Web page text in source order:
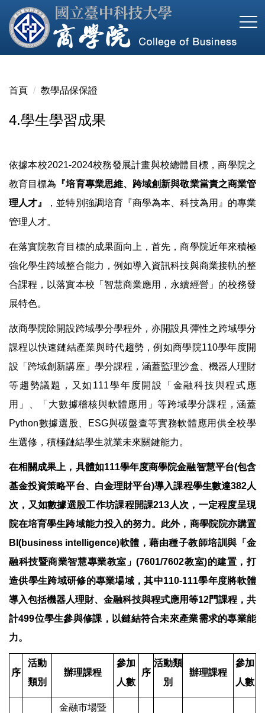
到
主
區
首頁 教學品保保證
4.學生學習成果
依據本校2021-2024校務發展計畫與校總體目標，商學院之
教育目標為 『培育專業思維、跨域創新與敬業當責之商業管
理人才』
，並特別強調培育『商學為本、科技為用』的專業
管理人才。
在落實院教育目標的成果面向上，首先，商學院近年來積極
強化學生跨域整合能力，例如導入資訊科技與商業接軌的整
合課程，以落實本校「智慧商業應用，永續經營」的校務發
展特色。
故商學院除開設跨域學分學程外，亦開設具彈性之跨域學分
課程以快速鏈結產業與時代趨勢，例如商學院110學年度開
設「跨域創新講座」學分課程，涵蓋監理沙盒、機器人理財
等趨勢議題，又如111學年度開設「金融科技與程式應
用」、「大數據稽核與軟體應用」等跨域學分課程，涵蓋
Python數據選股、ESG與碳盤查等實務軟體應用供全校學
生選修，積極鏈結學生就業未來關鍵能力。
在相關成果上，具體如111學年度商學院金融智慧平台(包含
基金投資策略平台、白金理財平台)導入課程學生數達382人
次，又如數據選股工作坊課程開課213人次，一定程度呈現
院在培育學生跨域能力投入的努力。此外，商學院院亦購置
BI(business intelligence)軟體，藉由種子教師培訓與「金
融科技暨商業智慧專業教室」(7601/7602教室)的建置，打
造供學生跨域研修的專業場域，其中110-111學年度將軟體
導入包括機器人理財、金融科技與程式應用等12門課程，共
計499位學生參與修課，以鏈結符合未來產業需求的專業能
力。
序
活動
類別
辦理課程
參加
人數
序
活動類
別
辦理課程
參加
人數
金融市場暨